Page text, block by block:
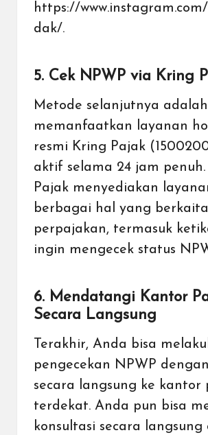
https://
dak/.
5. Cek NPWP via Kring
Metode selanjutnya
memanfaatkan layanan
resmi Kring Pajak
aktif selama 24 jam
Pajak menyediakan
berbagai hal yang
perpajakan, termasuk
ingin mengecek status
6. Mendatangi Kantor
Secara Langsung
Terakhir, Anda bisa
pengecekan NPWP
secara langsung ke kantor
terdekat. Anda pun bisa
konsultasi secara langsung